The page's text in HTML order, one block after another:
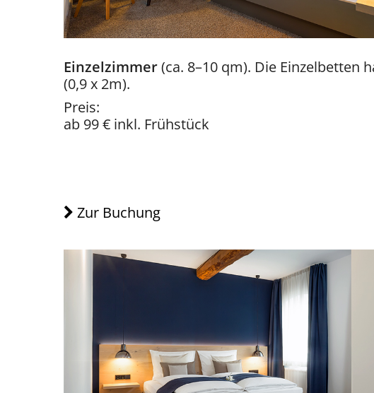
Einzelzimmer(ca. 8–10 qm). Die Einzelbetten
(0,9 x 2m).
Preis:
​​​​​​​ab 99 € inkl. Frühstück
Zur Buchung